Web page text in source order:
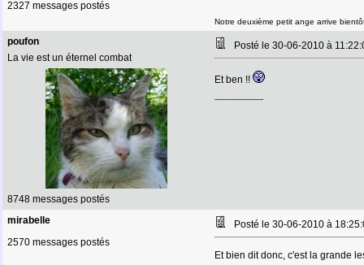
2327 messages postés
Notre deuxième petit ange arrive
poufon
La vie est un éternel combat
8748 messages postés
Posté le 30-06-2010 à
Et ben !!
--------------------
mirabelle
2570 messages postés
Posté le 30-06-2010 à
Et bien dit donc, c'est la grande